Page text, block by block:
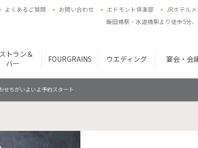
トラン＆
バー
FOURGRAINS ウエディング 宴会・会
よくあるご質問 お問い合わせ エドモント倶楽部 JRホテル
飯田橋駅・水道橋駅より徒歩5分
せちがいよいよ予約スタート